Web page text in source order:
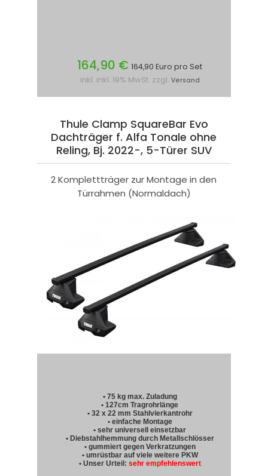
164,90 € 164,90 Euro pro Set
inkl. inkl. 19% MwSt. zzgl. Versand
Thule Clamp SquareBar Evo
Dachträger f. Alfa Tonale ohne
Reling, Bj. 2022-, 5-Türer SUV
2 Komplettträger zur Montage in den
Türrahmen (Normaldach)
• 75 kg max. Zuladung
• 127cm Tragrohrlänge
• 32 x 22 mm Stahlvierkantrohr
• einfache Montage
• sehr universell einsetzbar
• Diebstahlhemmung durch Metallschlösser
• gummiert gegen Verkratzungen
• umrüstbar auf viele weitere PKW
• Unser Urteil: sehr empfehlenswert